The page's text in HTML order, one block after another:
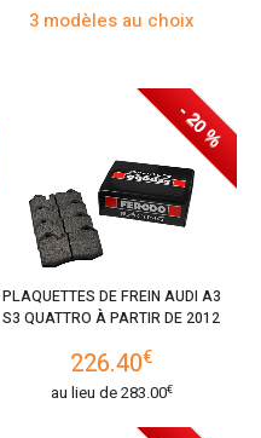
3 modèles au choix
- 20 %
PLAQUETTES DE FREIN AUDI A3
S3 QUATTRO À PARTIR DE 2012
226.40€
au lieu de283.00€